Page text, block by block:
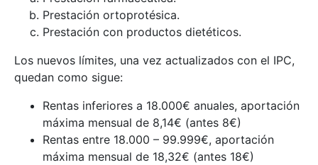
Prestación ortoprotésica.
Prestación con productos dietéticos.
Los nuevos límites, una vez actualizados con el IPC,
quedan como sigue:
Rentas inferiores a 18.000€ anuales, aportación
máxima mensual de 8,14€ (antes 8€)
Rentas entre 18.000 – 99.999€, aportación
máxima mensual de 18,32€ (antes 18€)